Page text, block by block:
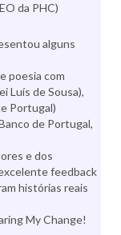
da PHC)
alguns
poesia com
Luís de Sousa),
Portugal)
de Portugal,
e dos
feedback
histórias reais
My Change!